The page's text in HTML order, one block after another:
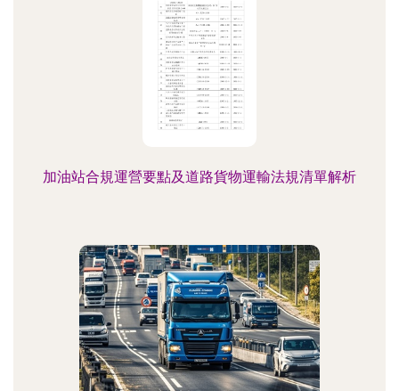
加油站合規運營要點及道路貨物運輸法規清單解析